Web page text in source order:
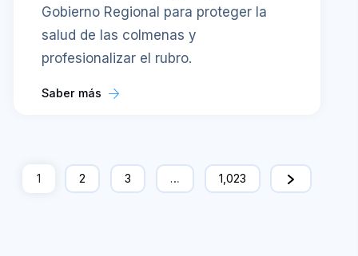
Gobierno Regional para proteger la
salud de las colmenas y
profesionalizar el rubro.
Saber más
1 2 3 … 1,023